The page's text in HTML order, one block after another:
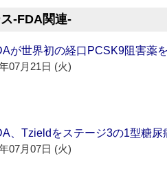
‐FDA関連‐
が世界初の経口PCSK9阻害薬
07月21日 (火)
、Tzieldをステージ3の1型糖尿
07月07日 (火)